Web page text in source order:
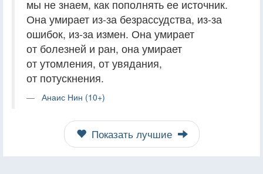
мы не знаем, как пополнять ее источник.
Она умирает из-за безрассудства, из-за
ошибок, из-за измен. Она умирает
от болезней и ран, она умирает
от утомления, от увядания,
от потускнения.
Анаис Нин (10+)
Показать лучшие